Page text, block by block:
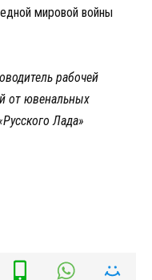
мировой войны
рабочей
от ювенальных
Лада»